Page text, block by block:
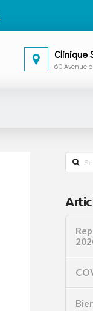
Clinique
60 Avenue
Search